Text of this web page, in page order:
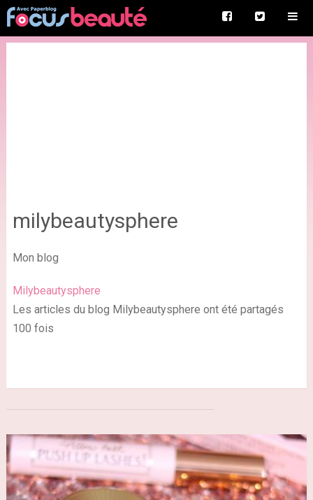
milybeautysphere
Mon blog
Milybeautysphere
Les articles du blog Milybeautysphere ont été partagés
100 fois